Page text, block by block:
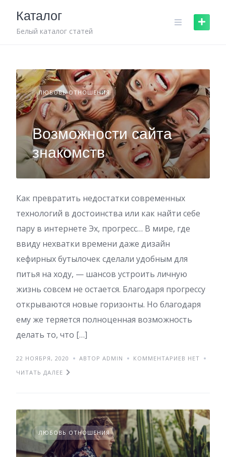
content
Каталог
Белый каталог статей
ЛЮБОВЬ ОТНОШЕНИЯ
Возможности сайта
знакомств
Как превратить недостатки современных
технологий в достоинства или как найти себе
пару в интернете Эх, прогресс… В мире, где
ввиду нехватки времени даже дизайн
кефирных бутылочек сделали удобным для
питья на ходу, — шансов устроить личную
жизнь совсем не остается. Благодаря прогрессу
открываются новые горизонты. Но благодаря
ему же теряется полноценная возможность
делать то, что […]
22 НОЯБРЯ, 2020 АВТОР ADMIN
КОММЕНТАРИЕВ НЕТ
ЧИТАТЬ ДАЛЕЕ
ЛЮБОВЬ ОТНОШЕНИЯ